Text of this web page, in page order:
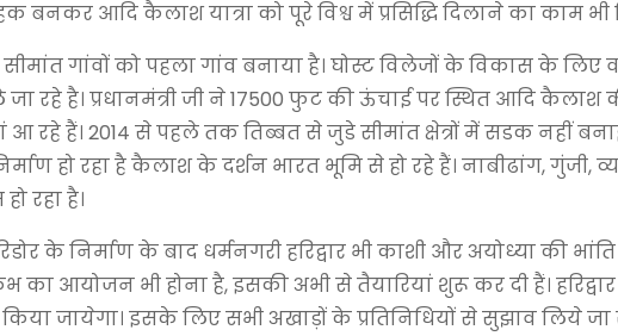
बनकर आदि कैलाश यात्रा को पूरे विश्व में प्रसिद्धि दिलाने का काम भी
गांवों को पहला गांव बनाया है। घोस्ट विलेजों के विकास के लिए
रहे है। प्रधानमंत्री जी ने 17500 फुट की ऊंचाई पर स्थित आदि कैलाश
रहे हैं। 2014 से पहले तक तिब्बत से जुडे सीमांत क्षेत्रों में सडक नहीं
हो रहा है कैलाश के दर्शन भारत भूमि से हो रहे हैं। नाबीढांग, गुंजी,
रहा है।
के निर्माण के बाद धर्मनगरी हरिद्वार भी काशी और अयोध्या की
का आयोजन भी होना है, इसकी अभी से तैयारियां शुरू कर दी हैं।
जायेगा। इसके लिए सभी अखाड़ों के प्रतिनिधियों से सुझाव लिये जा